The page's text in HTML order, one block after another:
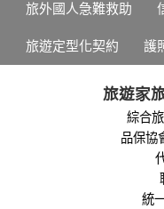
用，決不對外公布。
分析，分析結果之統計
外，我們會視需要公佈
除非取得您的同意或其
的個人資料揭露予第三
在您於本網站註冊帳號
贈獎時，本網站會收集
業夥伴處取得個人資料。
當客戶在本網站註冊時
旅外國人急難救助
旅遊定型化契約 護
旅遊家
綜合
品保協
統